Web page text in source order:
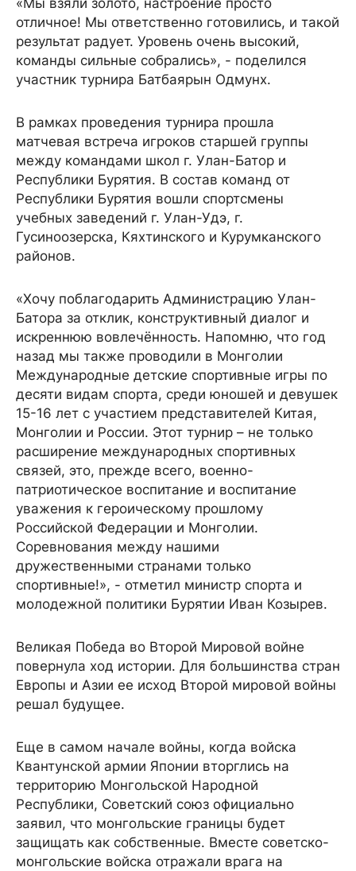
отличное! Мы ответственно готовились, и такой
результат радует. Уровень очень высокий,
команды сильные собрались», - поделился
участник турнира Батбаярын Одмунх.
В рамках проведения турнира прошла
матчевая встреча игроков старшей группы
между командами школ г. Улан-Батор и
Республики Бурятия. В состав команд от
Республики Бурятия вошли спортсмены
учебных заведений г. Улан-Удэ, г.
Гусиноозерска, Кяхтинского и Курумканского
районов.
«Хочу поблагодарить Администрацию Улан-
Батора за отклик, конструктивный диалог и
искреннюю вовлечённость. Напомню, что год
назад мы также проводили в Монголии
Международные детские спортивные игры по
десяти видам спорта, среди юношей и девушек
15-16 лет с участием представителей Китая,
Монголии и России. Этот турнир – не только
расширение международных спортивных
связей, это, прежде всего, военно-
патриотическое воспитание и воспитание
уважения к героическому прошлому
Российской Федерации и Монголии.
Соревнования между нашими
дружественными странами только
спортивные!», - отметил министр спорта и
молодежной политики Бурятии Иван Козырев.
Великая Победа во Второй Мировой войне
повернула ход истории. Для большинства стран
Европы и Азии ее исход Второй мировой войны
решал будущее.
Еще в самом начале войны, когда войска
Квантунской армии Японии вторглись на
территорию Монгольской Народной
Республики, Советский союз официально
заявил, что монгольские границы будет
защищать как собственные. Вместе советско-
монгольские войска отражали врага на